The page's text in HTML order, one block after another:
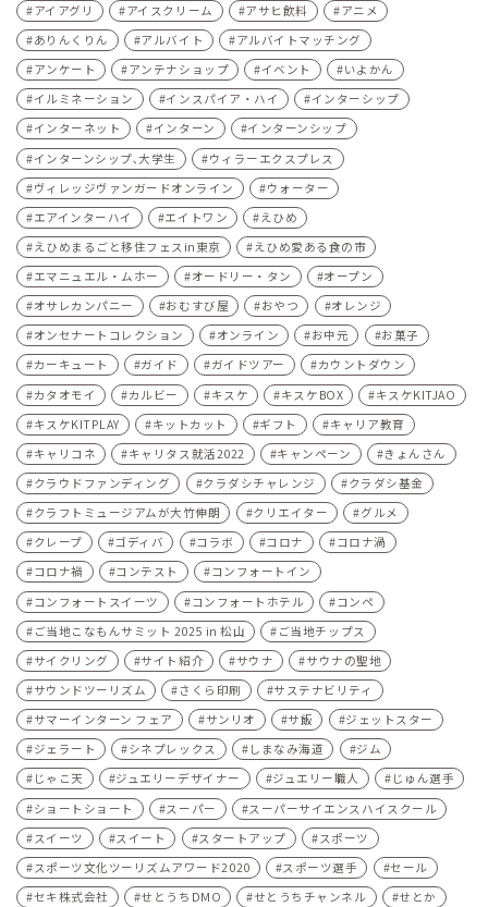
アイアグリ
アイスクリーム アサヒ飲料
アニメ
ありんくりん
アルバイト
アルバイトマッチング
アンケート
アンテナショップ イベント
いよかん
イルミネーション
インスパイア・ハイ
インターシップ
インターネット
インターン
インターンシップ
インターンシップ､大学生
ウィラーエクスプレス
ヴィレッジヴァンガードオンライン
ウォーター
エアインターハイ
エイトワン
えひめ
えひめまるごと移住フェスin東京
えひめ愛ある食の市
エマニュエル・ムホー
オードリー・タン
オープン
オサレカンパニー
おむすび屋 おやつ
オレンジ
オンセナートコレクション
オンライン お中元
お菓子
カーキュート
ガイド ガイドツアー
カウントダウン
カタオモイ
カルビー キスケ キスケBOX
キスケKITJAO
キスケKITPLAY
キットカット ギフト
キャリア教育
キャリコネ
キャリタス就活2022 キャンペーン
きょんさん
クラウドファンディング
クラダシチャレンジ
クラダシ基金
クラフトミュージアムが大竹伸朗
クリエイター
グルメ
クレープ
ゴディバ コラボ コロナ
コロナ渦
コロナ禍
コンテスト
コンフォートイン
コンフォートスイーツ
コンフォートホテル
コンペ
ご当地こなもんサミット 2025 in 松山
ご当地チップス
サイクリング
サイト紹介 サウナ
サウナの聖地
サウンドツーリズム
さくら印刷
サステナビリティ
サマーインターン フェア
サンリオ サ飯
ジェットスター
ジェラート
シネプレックス しまなみ海道
ジム
じゃこ天
ジュエリーデザイナー ジュエリー職人
じゅん選手
ショートショート
スーパー
スーパーサイエンスハイスクール
スイーツ
スイート スタートアップ
スポーツ
スポーツ文化ツーリズムアワード2020
スポーツ選手
セール
セキ株式会社
せとうちDMO せとうちチャンネル せとか